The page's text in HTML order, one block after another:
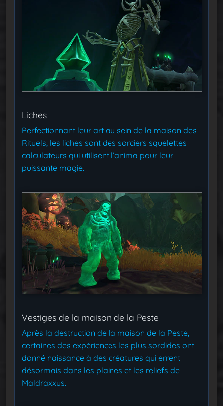
Liches
Perfectionnant leur art au sein de la maison des
Rituels, les liches sont des sorciers squelettes
calculateurs qui utilisent l’anima pour leur
puissante magie.
Vestiges de la maison de la Peste
Après la destruction de la maison de la Peste,
certaines des expériences les plus sordides ont
donné naissance à des créatures qui errent
désormais dans les plaines et les reliefs de
Maldraxxus.